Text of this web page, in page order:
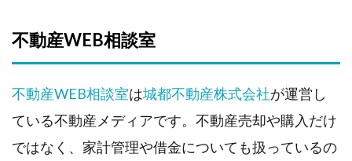
不動産WEB相談室
不動産WEB相談室は城都不動産株式会社が運営し
ている不動産メディアです。不動産売却や購入だけ
ではなく、家計管理や借金についても扱っているの